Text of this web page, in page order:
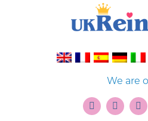
We are